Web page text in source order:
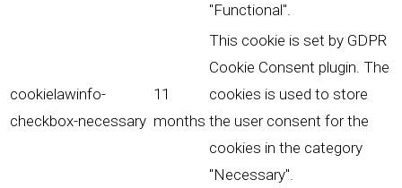
"Functional".
cookielawinfo-
checkbox-necessary
11
months
This cookie is set by GDPR
Cookie Consent plugin. The
cookies is used to store
the user consent for the
cookies in the category
"Necessary".